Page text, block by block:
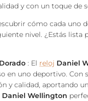
y con un toque de
cómo cada uno
nivel. ¿Estás lista
: El reloj Daniel
en uno deportivo.
y calidad, aportando
Daniel Wellington